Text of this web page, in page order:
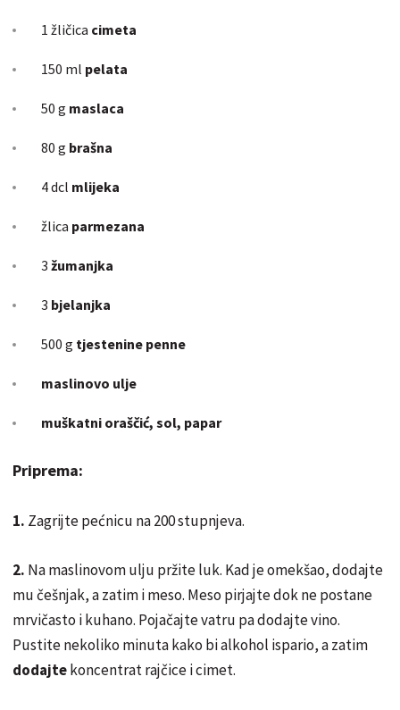
1 žličica cimeta
150 ml pelata
50 g maslaca
80 g brašna
4 dcl mlijeka
žlica parmezana
3 žumanjka
3 bjelanjka
500 g tjestenine penne
maslinovo ulje
muškatni oraščić, sol, papar
Priprema:
1. Zagrijte pećnicu na 200 stupnjeva.
2. Na maslinovom ulju pržite luk. Kad je omekšao, dodajte
mu češnjak, a zatim i meso. Meso pirjajte dok ne postane
mrvičasto i kuhano. Pojačajte vatru pa dodajte vino.
Pustite nekoliko minuta kako bi alkohol ispario, a zatim
dodajtekoncentrat rajčice i cimet.